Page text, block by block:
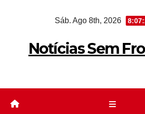
Sáb. Ago 8th, 2026
Notícias Sem